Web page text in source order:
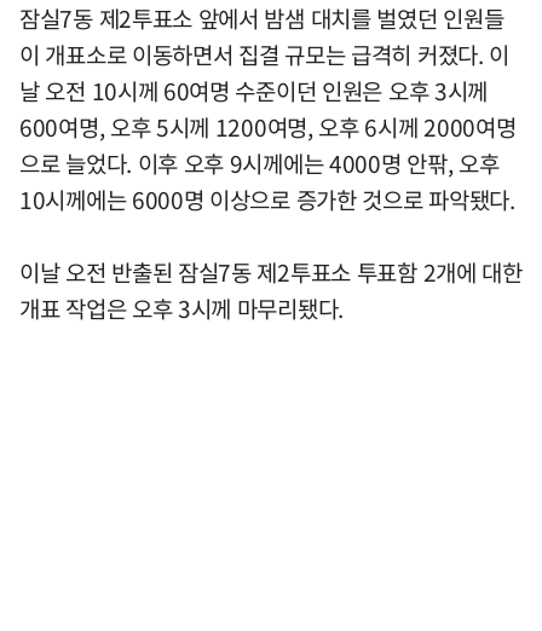
잠실7동 제2투표소 앞에서 밤샘 대치를 벌였던 인원들
이 개표소로 이동하면서 집결 규모는 급격히 커졌다. 이
날 오전 10시께 60여명 수준이던 인원은 오후 3시께
600여명, 오후 5시께 1200여명, 오후 6시께 2000여명
으로 늘었다. 이후 오후 9시께에는 4000명 안팎, 오후
10시께에는 6000명 이상으로 증가한 것으로 파악됐다.
이날 오전 반출된 잠실7동 제2투표소 투표함 2개에 대한
개표 작업은 오후 3시께 마무리됐다.